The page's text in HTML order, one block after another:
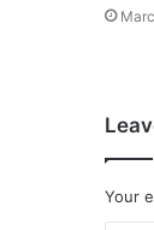
Your